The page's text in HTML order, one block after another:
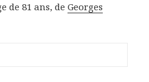
de 81 ans, deGeorges